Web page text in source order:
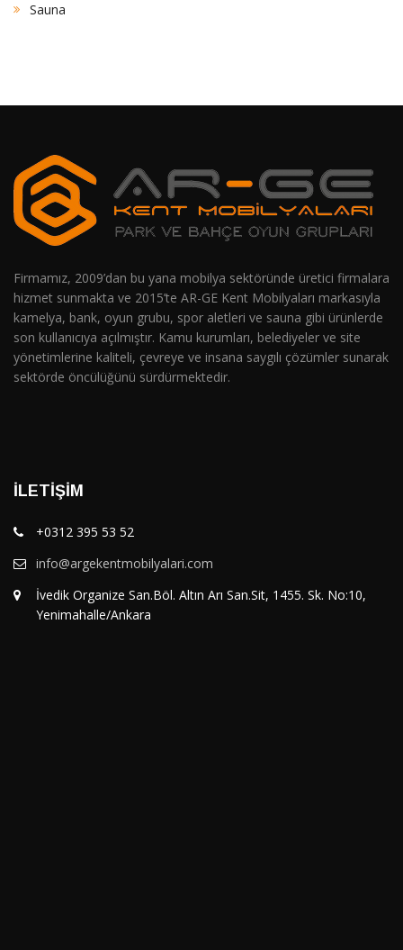
Sauna
Firmamız, 2009’dan bu yana mobilya sektöründe üretici firmalara
hizmet sunmakta ve 2015’te AR-GE Kent Mobilyaları markasıyla
kamelya, bank, oyun grubu, spor aletleri ve sauna gibi ürünlerde
son kullanıcıya açılmıştır. Kamu kurumları, belediyeler ve site
yönetimlerine kaliteli, çevreye ve insana saygılı çözümler sunarak
sektörde öncülüğünü sürdürmektedir.
İLETIŞIM
+0312 395 53 52
info@argekentmobilyalari.com
İvedik Organize San.Böl. Altın Arı San.Sit, 1455. Sk. No:10,
Yenimahalle/Ankara